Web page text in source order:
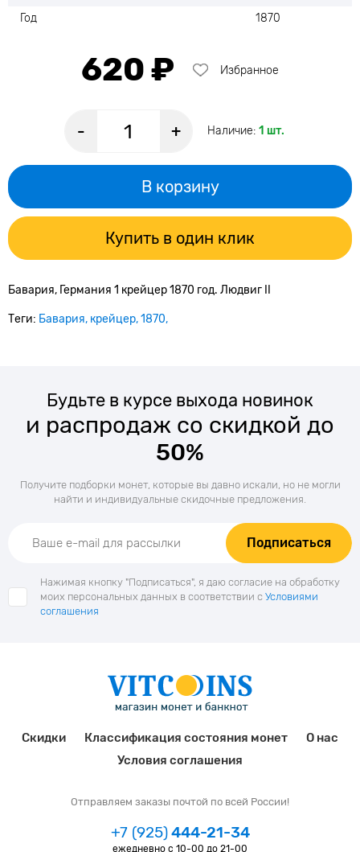
Год
1870
620 ₽ Избранное
- + Наличие: 1 шт.
В корзину
Купить в один клик
Бавария, Германия 1 крейцер 1870 год. Людвиг II
Теги: Бавария крейцер 1870
Будьте в курсе выхода новинок
и распродаж со скидкой до
50%
Получите подборки монет, которые вы давно искали, но не могли
найти и индивидуальные скидочные предложения.
Подписаться
Нажимая кнопку "Подписаться", я даю согласие на обработку
моих персональных данных в соответствии с Условиями
соглашения
Скидки Классификация состояния монет
О нас
Условия соглашения
Отправляем заказы почтой по всей России!
+7 (925)444-21-34
ежедневно с 10-00 до 21-00